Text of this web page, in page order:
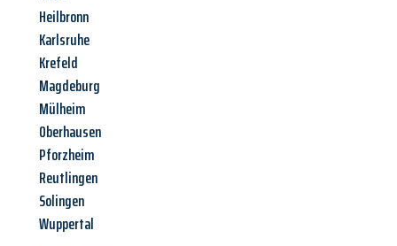
Heilbronn
Karlsruhe
Krefeld
Magdeburg
Mülheim
Oberhausen
Pforzheim
Reutlingen
Solingen
Wuppertal